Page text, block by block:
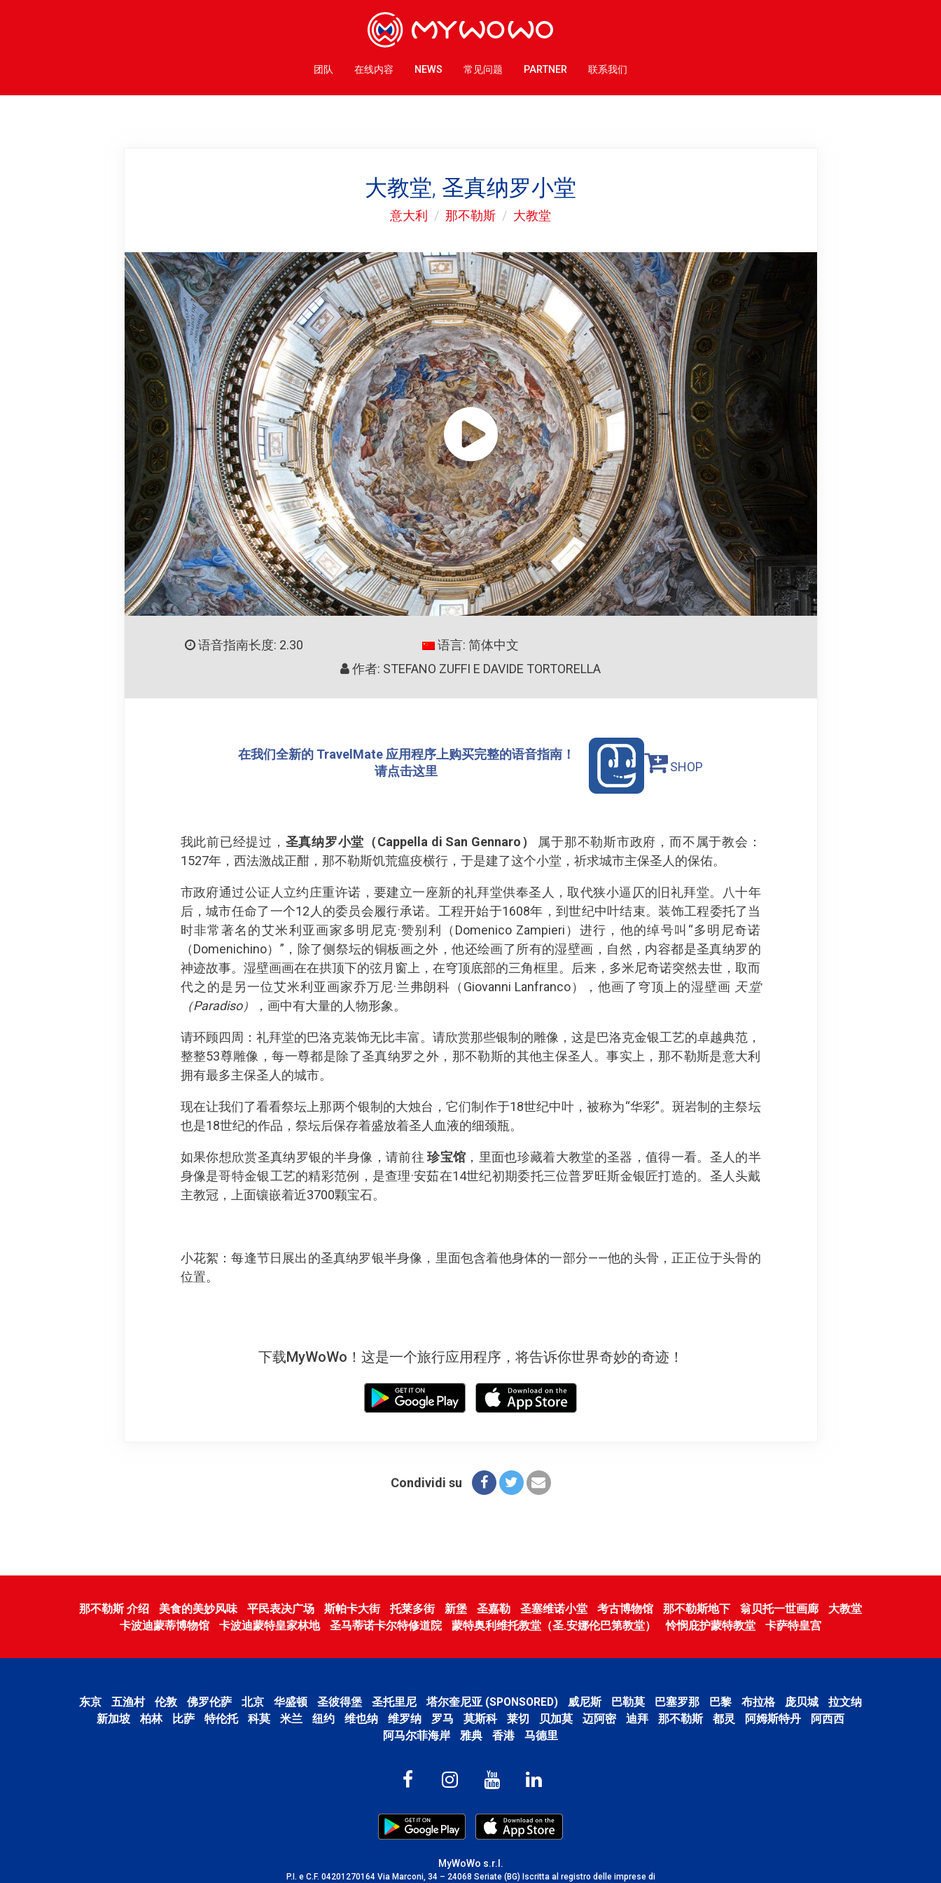
团队 在线内容 NEWS 常见问题 PARTNER 联系我们
大教堂, 圣真纳罗小堂
意大利 那不勒斯 大教堂
语音指南长度: 2.30
语言: 简体中文
作者: STEFANO ZUFFI E DAVIDE TORTORELLA
在我们全新的 TravelMate 应用程序上购买完整的语音指南！
请点击这里
SHOP
我此前已经提过， 圣真纳罗小堂（Cappella di San Gennaro）
属于那不勒斯市政府，而不属于教会：
1527年，西法激战正酣，那不勒斯饥荒瘟疫横行，于是建了这个小堂，祈求城市主保圣人的保佑。
市政府通过公证人立约庄重许诺，要建立一座新的礼拜堂供奉圣人，取代狭小逼仄的旧礼拜堂。八十年
后，城市任命了一个12人的委员会履行承诺。工程开始于1608年，到世纪中叶结束。装饰工程委托了当
时非常著名的艾米利亚画家多明尼克·赞别利（Domenico Zampieri）进行，他的绰号叫“多明尼奇诺
（Domenichino）”，除了侧祭坛的铜板画之外，他还绘画了所有的湿壁画，自然，内容都是圣真纳罗的
神迹故事。湿壁画画在在拱顶下的弦月窗上，在穹顶底部的三角框里。后来，多米尼奇诺突然去世，取而
代之的是另一位艾米利亚画家乔万尼·兰弗朗科（Giovanni Lanfranco），他画了穹顶上的湿壁画 天堂
（Paradiso） ，画中有大量的人物形象。
请环顾四周：礼拜堂的巴洛克装饰无比丰富。请欣赏那些银制的雕像，这是巴洛克金银工艺的卓越典范，
整整53尊雕像，每一尊都是除了圣真纳罗之外，那不勒斯的其他主保圣人。事实上，那不勒斯是意大利
拥有最多主保圣人的城市。
现在让我们了看看祭坛上那两个银制的大烛台，它们制作于18世纪中叶，被称为“华彩”。斑岩制的主祭坛
也是18世纪的作品，祭坛后保存着盛放着圣人血液的细颈瓶。
如果你想欣赏圣真纳罗银的半身像，请前往珍宝馆 ，里面也珍藏着大教堂的圣器，值得一看。圣人的半
身像是哥特金银工艺的精彩范例，是查理·安茹在14世纪初期委托三位普罗旺斯金银匠打造的。圣人头戴
主教冠，上面镶嵌着近3700颗宝石。
小花絮：每逢节日展出的圣真纳罗银半身像，里面包含着他身体的一部分——他的头骨，正正位于头骨的
位置。
下载MyWoWo！这是一个旅行应用程序，将告诉你世界奇妙的奇迹！
Condividi su
那不勒斯 介绍 美食的美妙风味 平民表决广场 斯帕卡大街 托莱多街 新堡 圣嘉勒 圣塞维诺小堂 考古博物馆 那不勒斯地下 翁贝托一世画廊
大教堂
卡波迪蒙蒂博物馆
卡波迪蒙特皇家林地 圣马蒂诺卡尔特修道院 蒙特奥利维托教堂（圣.安娜伦巴第教堂） 怜悯庇护蒙特教堂 卡萨特皇宫
东京 五渔村 伦敦 佛罗伦萨 北京 华盛顿 圣彼得堡 圣托里尼 塔尔奎尼亚 (SPONSORED) 威尼斯 巴勒莫 巴塞罗那 巴黎 布拉格 庞贝城
拉文纳
新加坡
柏林 比萨 特伦托 科莫 米兰 纽约 维也纳 维罗纳 罗马 莫斯科 莱切 贝加莫 迈阿密 迪拜 那不勒斯 都灵 阿姆斯特丹
阿西西
阿马尔菲海岸
雅典 香港 马德里
MyWoWo s.r.l.
P.I. e C.F. 04201270164 Via Marconi, 34 – 24068 Seriate (BG) Iscritta al registro delle imprese di